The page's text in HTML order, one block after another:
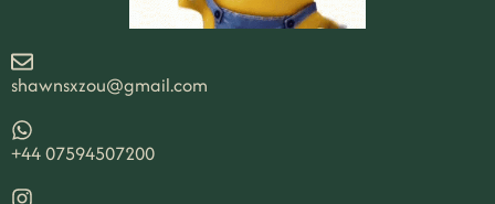
shawnsxzou@gmail.com
+44 07594507200